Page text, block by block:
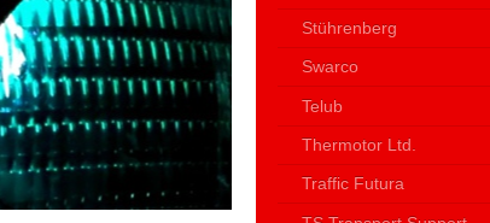
Stührenberg
Swarco
Telub
Thermotor Ltd.
Traffic Futura